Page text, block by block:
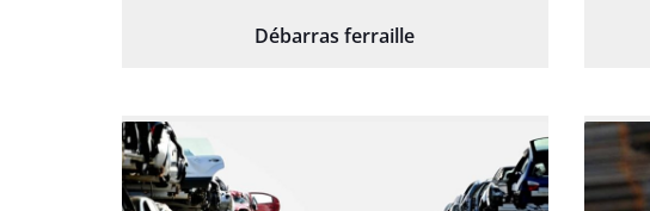
Débarras ferraille